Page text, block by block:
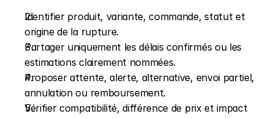
Identifier produit, variante, commande, statut et
origine de la rupture.
Partager uniquement les délais confirmés ou les
estimations clairement nommées.
Proposer attente, alerte, alternative, envoi partiel,
annulation ou remboursement.
Vérifier compatibilité, différence de prix et impact